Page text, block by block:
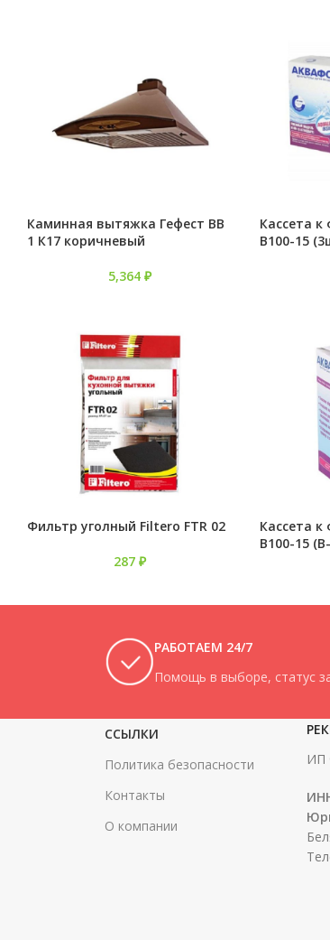
Каминная вытяжка Гефест ВВ
1 К17 коричневый
5,364 ₽
Кассета
В100-15
Фильтр уголный Filtero FTR 02
287 ₽
Кассета
В100-15
РАБОТАЕМ 24/7
Помощь в выборе, статус
ССЫЛКИ
Политика безопасности
Контакты
О компании
ИП